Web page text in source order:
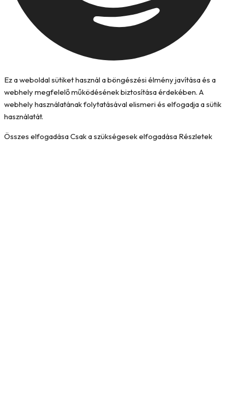
Ez a weboldal sütiket használ a böngészési élmény javítása és a
webhely megfelelő működésének biztosítása érdekében. A
webhely használatának folytatásával elismeri és elfogadja a sütik
használatát.
Összes elfogadásaCsak a szükségesek elfogadása Részletek